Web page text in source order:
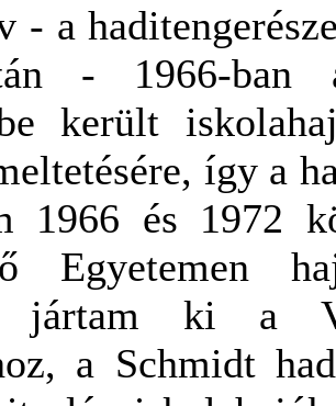
- a
- 1966-ban
került
így a
1966 és 1972
Egyetemen
jártam ki a
a Schmidt